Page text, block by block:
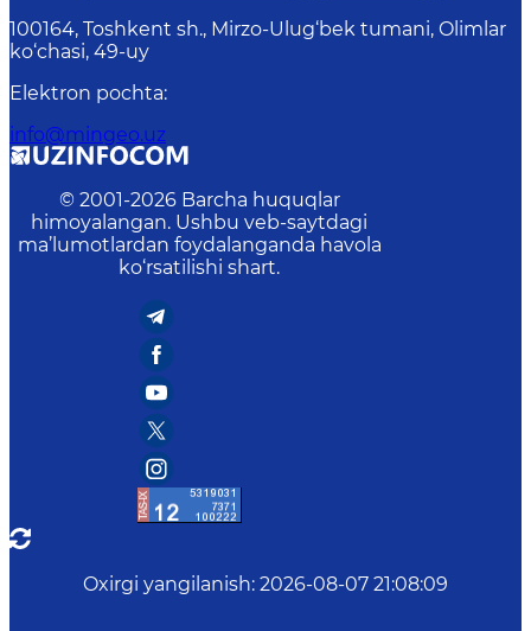
100164, Toshkent sh., Mirzo-Ulug‘bek tumani, Olimlar
ko‘chasi, 49-uy
Elektron pochta:
info@mingeo.uz
© 2001-2026 Barcha huquqlar
himoyalangan. Ushbu veb-saytdagi
ma’lumotlardan foydalanganda havola
ko‘rsatilishi shart.
Oxirgi yangilanish: 2026-08-07 21:08:09